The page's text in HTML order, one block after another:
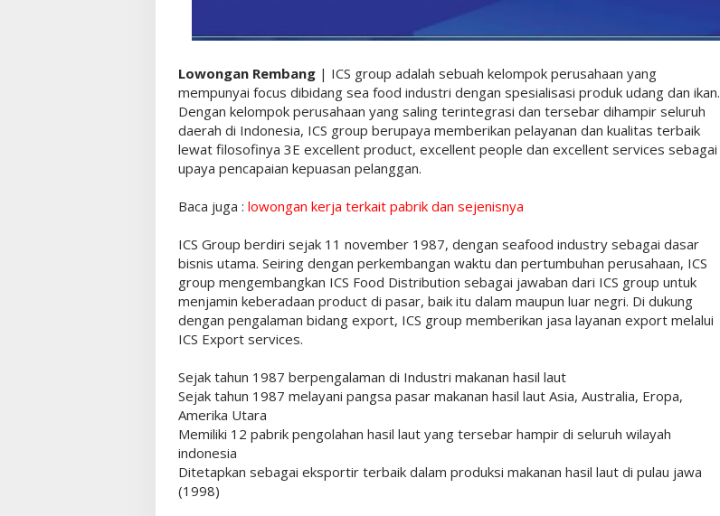
Lowongan Rembang | ICS group adalah sebuah kelompok perusahaan yang
mempunyai focus dibidang sea food industri dengan spesialisasi produk udang dan ikan.
Dengan kelompok perusahaan yang saling terintegrasi dan tersebar dihampir seluruh
daerah di Indonesia, ICS group berupaya memberikan pelayanan dan kualitas terbaik
lewat filosofinya 3E excellent product, excellent people dan excellent services sebagai
upaya pencapaian kepuasan pelanggan.
Baca juga : lowongan kerja terkait pabrik dan sejenisnya
ICS Group berdiri sejak 11 november 1987, dengan seafood industry sebagai dasar
bisnis utama. Seiring dengan perkembangan waktu dan pertumbuhan perusahaan, ICS
group mengembangkan ICS Food Distribution sebagai jawaban dari ICS group untuk
menjamin keberadaan product di pasar, baik itu dalam maupun luar negri. Di dukung
dengan pengalaman bidang export, ICS group memberikan jasa layanan export melalui
ICS Export services.
Sejak tahun 1987 berpengalaman di Industri makanan hasil laut
Sejak tahun 1987 melayani pangsa pasar makanan hasil laut Asia, Australia, Eropa,
Amerika Utara
Memiliki 12 pabrik pengolahan hasil laut yang tersebar hampir di seluruh wilayah
indonesia
Ditetapkan sebagai eksportir terbaik dalam produksi makanan hasil laut di pulau jawa
(1998)